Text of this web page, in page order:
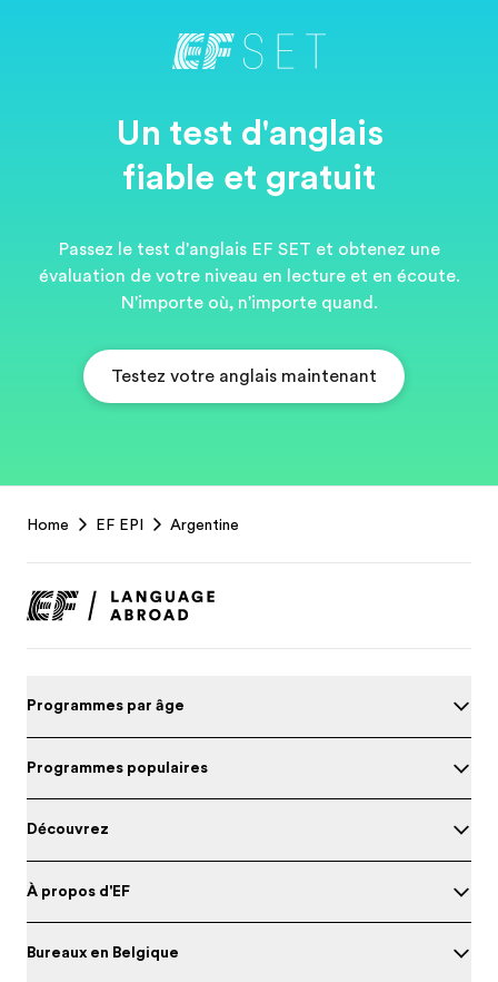
Un test d'anglais
fiable et gratuit
Passez le test d'anglais EF SET et obtenez une
évaluation de votre niveau en lecture et en écoute.
N'importe où, n'importe quand.
Testez votre anglais maintenant
Footer
Home EF EPI Argentine
Programmes par âge
Programmes populaires
Découvrez
À propos d'EF
Bureaux en Belgique